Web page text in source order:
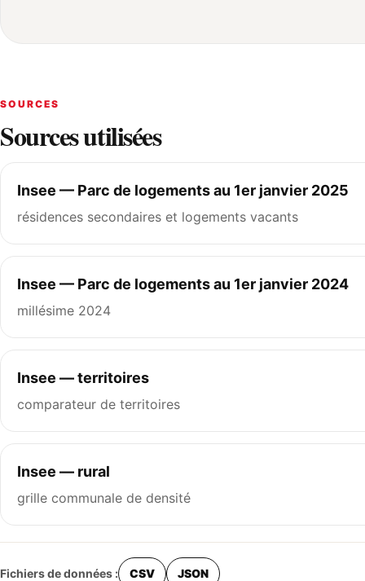
SOURCES
Sources utilisées
Insee — Parc de logements au 1er janvier 2025
résidences secondaires et logements vacants
Insee — Parc de logements au 1er janvier 2024
millésime 2024
Insee — territoires
comparateur de territoires
Insee — rural
grille communale de densité
Fichiers de données : CSV JSON